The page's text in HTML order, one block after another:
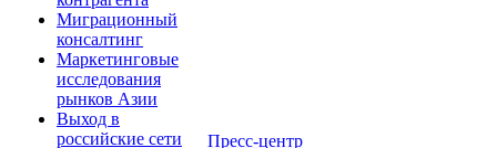
Миграционный
консалтинг
Маркетинговые
исследования
рынков Азии
Выход в
российские сети
Пресс-центр